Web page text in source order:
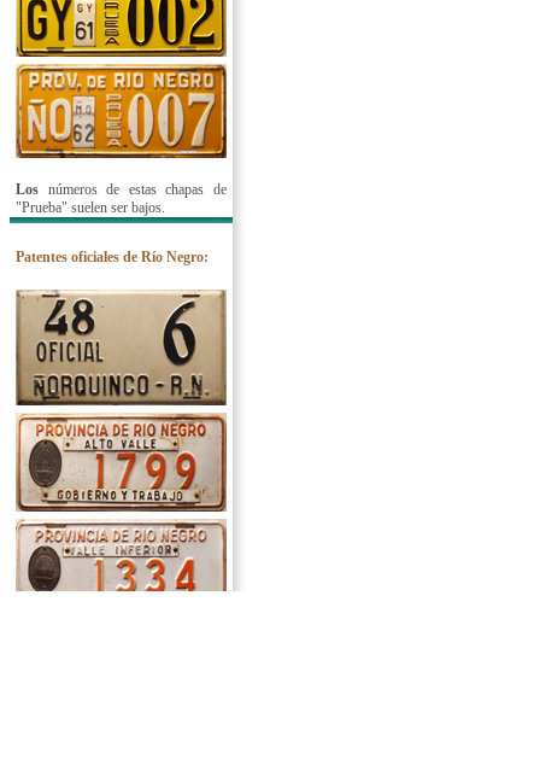
Los números de estas chapas de
"Prueba" suelen ser bajos.
Patentes oficiales de Río Negro: